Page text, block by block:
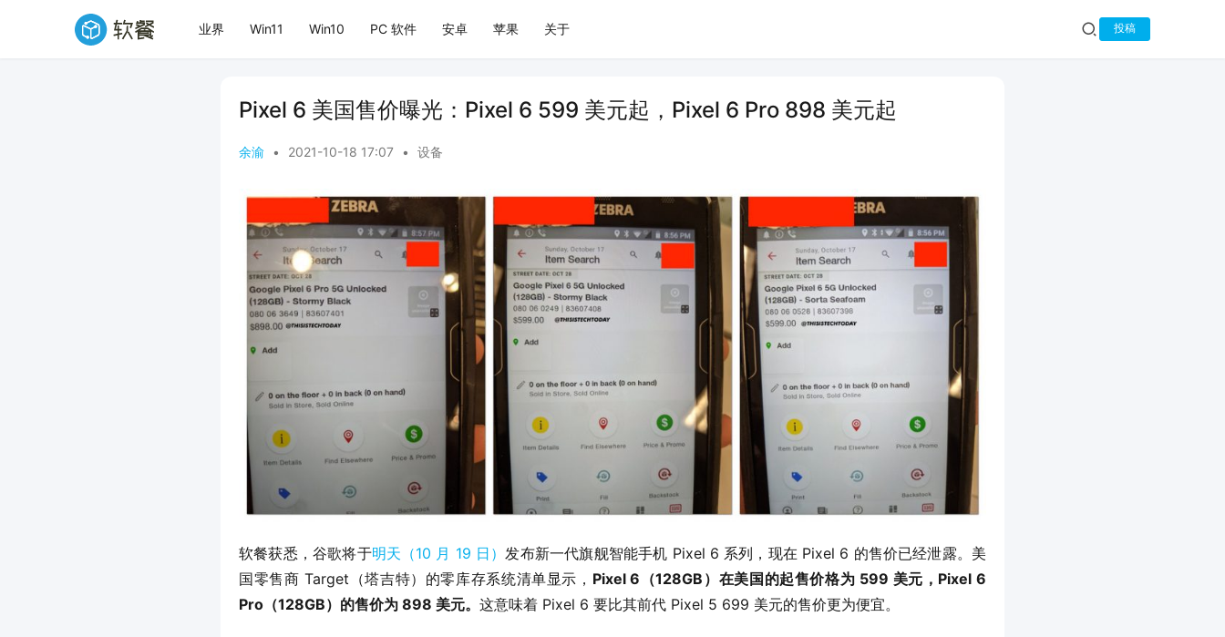
业界 Win11 Win10 PC 软件 安卓 苹果 关于 投稿
Pixel 6 美国售价曝光：Pixel 6 599 美元起，Pixel 6 Pro 898 美元起
余渝 • 2021-10-18 17:07 • 设备
软餐获悉，谷歌将于明天（10 月 19 日） 发布新一代旗舰智能手机 Pixel 6 系列，现在 Pixel 6 的售价已经泄露。美
国零售商 Target（塔吉特）的零库存系统清单显示， Pixel 6（128GB）在美国的起售价格为 599 美元，Pixel 6
Pro（128GB）的售价为 898 美元。 这意味着 Pixel 6 要比其前代 Pixel 5 699 美元的售价更为便宜。